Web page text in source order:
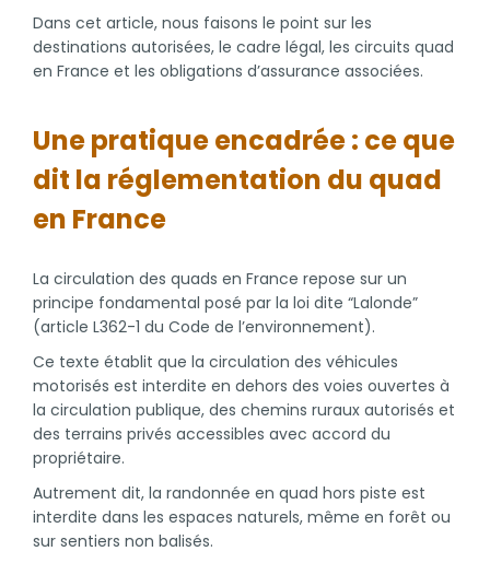
Dans cet article, nous faisons le point sur les
destinations autorisées, le cadre légal, les circuits quad
en France et les obligations d’assurance associées.
Une pratique encadrée : ce que
dit la réglementation du quad
en France
La circulation des quads en France repose sur un
principe fondamental posé par la loi dite “Lalonde”
(article L362-1 du Code de l’environnement).
Ce texte établit que la circulation des véhicules
motorisés est interdite en dehors des voies ouvertes à
la circulation publique, des chemins ruraux autorisés et
des terrains privés accessibles avec accord du
propriétaire.
Autrement dit, la randonnée en quad hors piste est
interdite dans les espaces naturels, même en forêt ou
sur sentiers non balisés.